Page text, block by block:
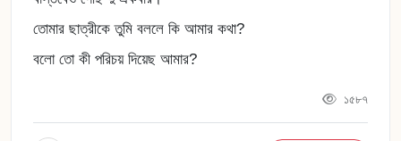
তোমার ছাত্রীকে তুমি বললে কি আমার কথা?
বলো তো কী পরিচয় দিয়েছ আমার?
১৫৮৭